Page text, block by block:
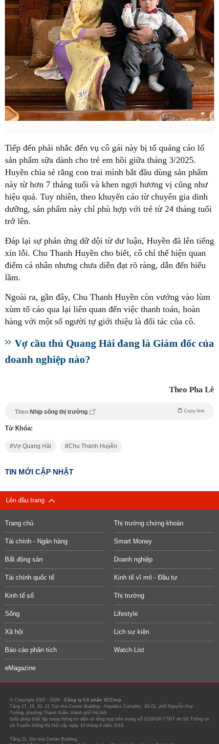
Tiếp đến phải nhắc đến vụ cô gái này bị tố quảng cáo lố
sản phẩm sữa dành cho trẻ em hồi giữa tháng 3/2025.
Huyền chia sẻ rằng con trai mình bắt đầu dùng sản phẩm
này từ hơn 7 tháng tuổi và khen ngợi hương vị cũng như
hiệu quả. Tuy nhiên, theo khuyến cáo từ chuyên gia dinh
dưỡng, sản phẩm này chỉ phù hợp với trẻ từ 24 tháng tuổi
trở lên.
Đáp lại sự phản ứng dữ dội từ dư luận, Huyền đã lên tiếng
xin lỗi. Chu Thanh Huyền cho biết, cô chỉ thể hiện quan
điểm cá nhân nhưng chưa diễn đạt rõ ràng, dẫn đến hiểu
lầm.
Ngoài ra, gần đây, Chu Thanh Huyền còn vướng vào lùm
xùm tố cáo qua lại liên quan đến việc thanh toán, hoàn
hàng với một số người tự giới thiệu là đối tác của cô.
Vợ cầu thủ Quang Hải đang là Giám đốc của
doanh nghiệp nào?
Theo Pha Lê
Theo Nhịp sống thị trường Copy link
Từ Khóa:
Vợ Quang Hải Chu Thanh Huyền
TIN MỚI CẬP NHẬT
Lên đầu trang
Trang chủ Thị trường chứng khoán
Tài chính - Ngân hàng Smart Money
Bất động sản Doanh nghiệp
Tài chính quốc tế Kinh tế vĩ mô - Đầu tư
Kinh tế số Thị trường
Sống Lifestyle
Xã hội Lịch sự kiện
Báo cáo phân tích Watch List
eMagazine
© Copyright 2007 - 2026 - Công ty Cổ phần VCCorp.
Tầng 17, 19, 20, 21 Toà nhà Center Building - Hapulico Complex, Số 01, phố Nguyễn Huy
Tưởng, phường Thanh Xuân, thành phố Hà Nội
Giấy phép thiết lập trang thông tin điện tử tổng hợp trên mạng số 2216/GP-TTĐT do Sở Thông tin
và Truyền thông Hà Nội cấp ngày 10 tháng 4 năm 2019.
Tầng 21, tòa nhà Center Building.